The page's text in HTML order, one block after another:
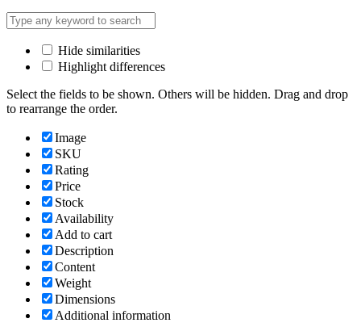
Hide similarities
Highlight differences
Select the fields to be shown. Others will be hidden. Drag and drop
to rearrange the order.
Image
SKU
Rating
Price
Stock
Availability
Add to cart
Description
Content
Weight
Dimensions
Additional information